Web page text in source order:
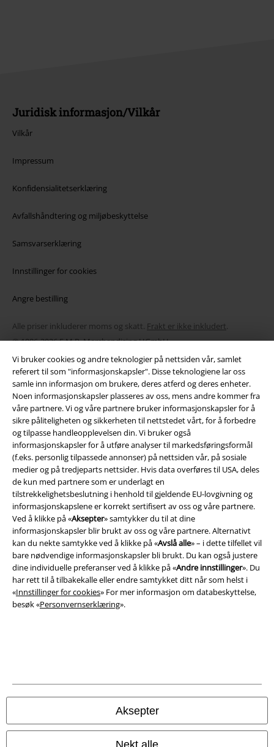
Vi bruker cookies og andre teknologier på nettsiden vår, samlet
referert til som "informasjonskapsler". Disse teknologiene lar oss
samle inn informasjon om brukere, deres atferd og deres enheter.
Noen informasjonskapsler plasseres av oss, mens andre kommer fra
våre partnere. Vi og våre partnere bruker informasjonskapsler for å
sikre påliteligheten og sikkerheten til nettstedet vårt, for å forbedre
og tilpasse handleopplevelsen din. Vi bruker også
informasjonskapsler for å utføre analyser til markedsføringsformål
(f.eks. personlig tilpassede annonser) på nettsiden vår, på sosiale
medier og på tredjeparts nettsider. Hvis data overføres til USA, deles
de kun med partnere som er underlagt en
tilstrekkelighetsbeslutning i henhold til gjeldende EU-lovgivning og
informasjonskapslene er korrekt sertifisert av oss og våre partnere.
Ved å klikke på «Aksepter» samtykker du til at dine
informasjonskapsler blir brukt av oss og våre partnere. Alternativt
kan du nekte samtykke ved å klikke på «Avslå alle» – i dette tilfellet vil
bare nødvendige informasjonskapsler bli brukt. Du kan også justere
dine individuelle preferanser ved å klikke på «Andre innstillinger». Du
har rett til å tilbakekalle eller endre samtykket ditt når som helst i
«Innstillinger for cookies» For mer informasjon om databeskyttelse,
besøk «Personvernserklæring».
Aksepter
Nekt alle
Juridisk informasjon/Vilkår
Vilkår
Impressum
Konfidensialitetserklæring
Avfallshåndtering og miljøbeskyttelse
Samsvarserklæring
Innstillinger for cookies
Angre bestilling
Alle priser inkluderer moms og skatt. Frakt er ikke inkludert.
© 1986-2026 E.M.P. Merchandising HGmbH
EMP Online Shops
EMP International
EMP France
EMP Deutschland
EMP Italia
EMP Polska
EMP Česká Republika
EMP Norge
EMP Schweiz
EMP Suomi